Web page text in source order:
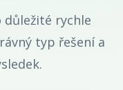
rychle
typ řešení a